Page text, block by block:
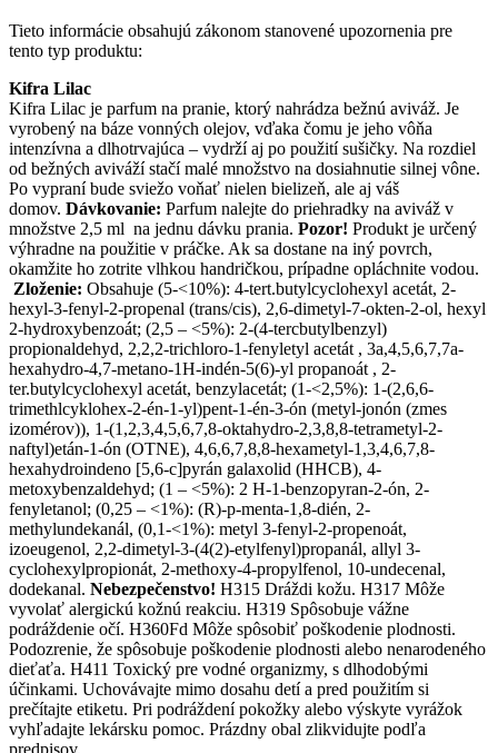
Tieto informácie obsahujú zákonom stanovené upozornenia pre
tento typ produktu:
Kifra Lilac
Kifra Lilac je parfum na pranie, ktorý nahrádza bežnú aviváž. Je
vyrobený na báze vonných olejov, vďaka čomu je jeho vôňa
intenzívna a dlhotrvajúca – vydrží aj po použití sušičky. Na rozdiel
od bežných aviváží stačí malé množstvo na dosiahnutie silnej vône.
Po vypraní bude sviežo voňať nielen bielizeň, ale aj váš
domov. Dávkovanie: Parfum nalejte do priehradky na aviváž v
množstve 2,5 ml na jednu dávku prania. Pozor! Produkt je určený
výhradne na použitie v práčke. Ak sa dostane na iný povrch,
okamžite ho zotrite vlhkou handričkou, prípadne opláchnite vodou.
Zloženie: Obsahuje (5-<10%): 4-tert.butylcyclohexyl acetát, 2-
hexyl-3-fenyl-2-propenal (trans/cis), 2,6-dimetyl-7-okten-2-ol, hexyl
2-hydroxybenzoát; (2,5 – <5%): 2-(4-tercbutylbenzyl)
propionaldehyd, 2,2,2-trichloro-1-fenyletyl acetát , 3a,4,5,6,7,7a-
hexahydro-4,7-metano-1H-indén-5(6)-yl propanoát , 2-
ter.butylcyclohexyl acetát, benzylacetát; (1-<2,5%): 1-(2,6,6-
trimethlcyklohex-2-én-1-yl)pent-1-én-3-ón (metyl-jonón (zmes
izomérov)), 1-(1,2,3,4,5,6,7,8-oktahydro-2,3,8,8-tetrametyl-2-
naftyl)etán-1-ón (OTNE), 4,6,6,7,8,8-hexametyl-1,3,4,6,7,8-
hexahydroindeno [5,6-c]pyrán galaxolid (HHCB), 4-
metoxybenzaldehyd; (1 – <5%): 2 H-1-benzopyran-2-ón, 2-
fenyletanol; (0,25 – <1%): (R)-p-menta-1,8-dién, 2-
methylundekanál, (0,1-<1%): metyl 3-fenyl-2-propenoát,
izoeugenol, 2,2-dimetyl-3-(4(2)-etylfenyl)propanál, allyl 3-
cyclohexylpropionát, 2-methoxy-4-propylfenol, 10-undecenal,
dodekanal. Nebezpečenstvo! H315 Dráždi kožu. H317 Môže
vyvolať alergickú kožnú reakciu. H319 Spôsobuje vážne
podráždenie očí. H360Fd Môže spôsobiť poškodenie plodnosti.
Podozrenie, že spôsobuje poškodenie plodnosti alebo nenarodeného
dieťaťa. H411 Toxický pre vodné organizmy, s dlhodobými
účinkami. Uchovávajte mimo dosahu detí a pred použitím si
prečítajte etiketu. Pri podráždení pokožky alebo výskyte vyrážok
vyhľadajte lekársku pomoc. Prázdny obal zlikvidujte podľa
predpisov.